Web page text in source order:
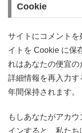
Cookie
サイトにコメント
イトを Cookie に保
れはあなたの便宜
詳細情報を再入力
年間保持されます。
もしあなたがアカ
インすると、私た